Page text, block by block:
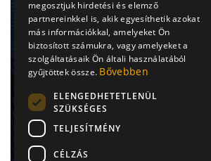
megosztjuk hirdetési és elemző
partnereinkkel is, akik egyesíthetik azokat
más információkkal, amelyeket Ön
biztosított számukra, vagy amelyeket a
szolgáltatásaik Ön általi használatából
gyűjtöttek össze. Bővebben
ELENGEDHETETLENÜL
SZÜKSÉGES
TELJESÍTMÉNY
CÉLZÁS